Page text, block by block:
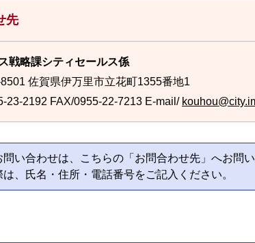
先
戦略課シティセールス係
佐賀県伊万里市立花町1355番地1
23-2192 FAX/0955-22-7213 E-mail/
問い合わせは、こちらの「お問合わせ先」へお問
、氏名・住所・電話番号をご記入ください。